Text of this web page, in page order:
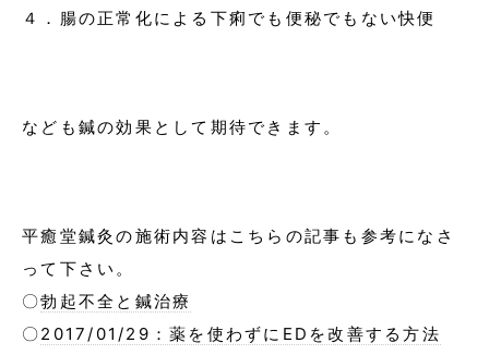
４．腸の正常化による下痢でも便秘でもない快便
なども鍼の効果として期待できます。
平癒堂鍼灸の施術内容はこちらの記事も参考になさ
って下さい。
〇勃起不全と鍼治療
〇2017/01/29：薬を使わずにEDを改善する方法